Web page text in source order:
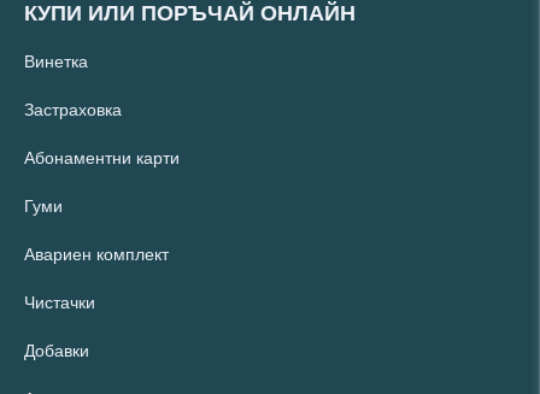
КУПИ ИЛИ ПОРЪЧАЙ ОНЛАЙН
Винетка
Застраховка
Абонаментни карти
Гуми
Авариен комплект
Чистачки
Добавки